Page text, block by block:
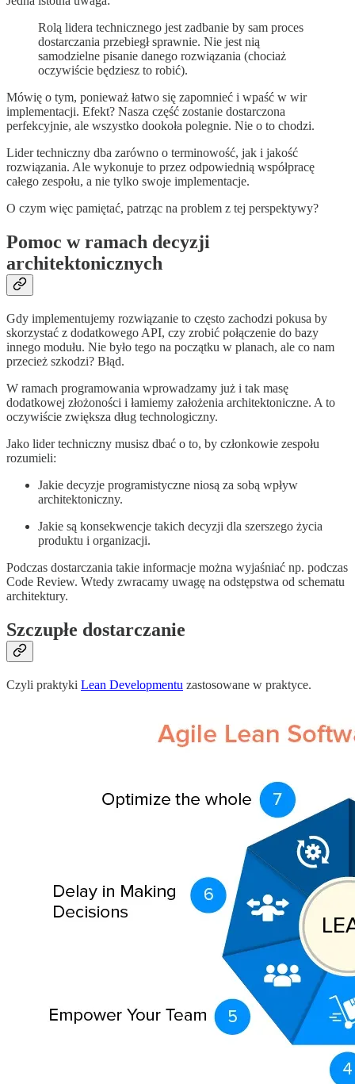
Rolą lidera technicznego jest zadbanie by sam proces
dostarczania przebiegł sprawnie. Nie jest nią
samodzielne pisanie danego rozwiązania (chociaż
oczywiście będziesz to robić).
Mówię o tym, ponieważ łatwo się zapomnieć i wpaść w wir
implementacji. Efekt? Nasza część zostanie dostarczona
perfekcyjnie, ale wszystko dookoła polegnie. Nie o to chodzi.
Lider techniczny dba zarówno o terminowość, jak i jakość
rozwiązania. Ale wykonuje to przez odpowiednią współpracę
całego zespołu, a nie tylko swoje implementacje.
O czym więc pamiętać, patrząc na problem z tej perspektywy?
Pomoc w ramach decyzji
architektonicznych
Gdy implementujemy rozwiązanie to często zachodzi pokusa by
skorzystać z dodatkowego API, czy zrobić połączenie do bazy
innego modułu. Nie było tego na początku w planach, ale co nam
przecież szkodzi? Błąd.
W ramach programowania wprowadzamy już i tak masę
dodatkowej złożoności i łamiemy założenia architektoniczne. A to
oczywiście zwiększa dług technologiczny.
Jako lider techniczny musisz dbać o to, by członkowie zespołu
rozumieli:
Jakie decyzje programistyczne niosą za sobą wpływ
architektoniczny.
Jakie są konsekwencje takich decyzji dla szerszego życia
produktu i organizacji.
Podczas dostarczania takie informacje można wyjaśniać np. podczas
Code Review. Wtedy zwracamy uwagę na odstępstwa od schematu
architektury.
Szczupłe dostarczanie
Czyli praktyki Lean Developmentu zastosowane w praktyce.